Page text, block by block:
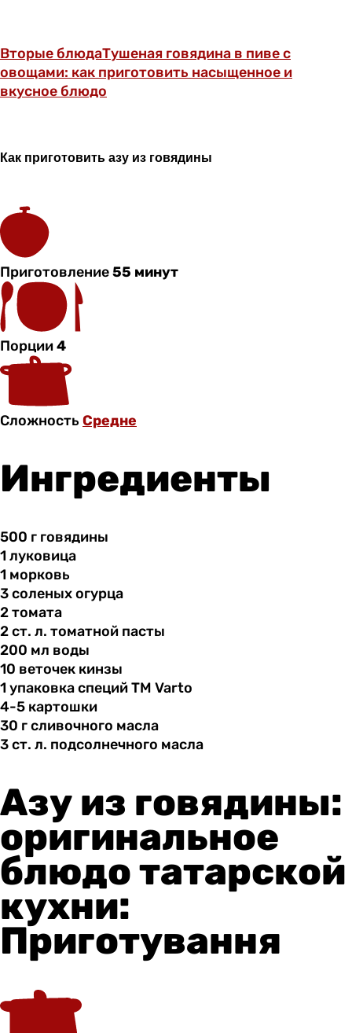
Вторые блюдаТушеная говядина в пиве с
овощами: как приготовить насыщенное и
вкусное блюдо
Как приготовить азу из говядины
Приготовление55 минут
Порции4
Сложность Средне
Ингредиенты
500 г говядины
1 луковица
1 морковь
3 соленыхогурца
2 томата
2 ст. л. томатной пасты
200 мл воды
10 веточек кинзы
1 упаковкаспецийТМ Varto
4-5 картошки
30 гсливочного масла
3 ст. л. подсолнечного масла
Азу из говядины:
оригинальное
блюдо татарской
кухни:
Приготування